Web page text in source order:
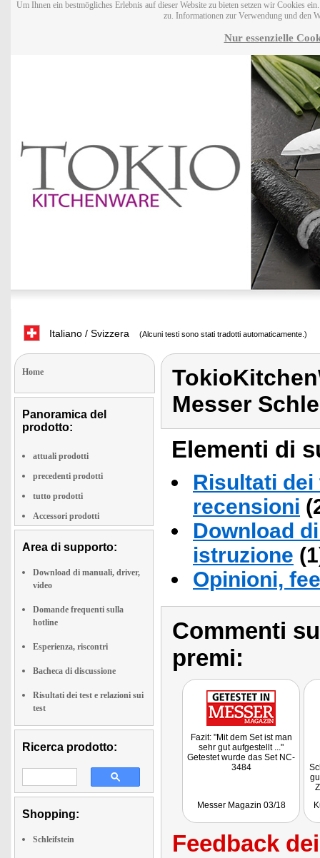
Um Ihnen ein bestmögliches Erlebnis auf dieser Website zu bieten setzen wir Cookies
zu. Informationen zur Verwendung und den
Nur essenzielle
Italiano / Svizzera (Alcuni testi sono stati tradotti automaticamente.)
Home
Panoramica del
prodotto:
attuali prodotti
precedenti prodotti
tutto prodotti
Accessori prodotti
Area di supporto:
Download di manuali, driver,
video
Domande frequenti sulla
hotline
Esperienza, riscontri
Bacheca di discussione
Risultati dei test e relazioni sui
test
Ricerca prodotto:
Shopping:
Schleifstein
Messer
Elementi di
Risultati
recensioni
Download
istruzione
Opinioni,
Commenti
premi:
Fazit: "Mit dem Set ist man
sehr gut aufgestellt ..."
Getestet wurde das Set NC-
3484
Messer Magazin 03/18
Feedback